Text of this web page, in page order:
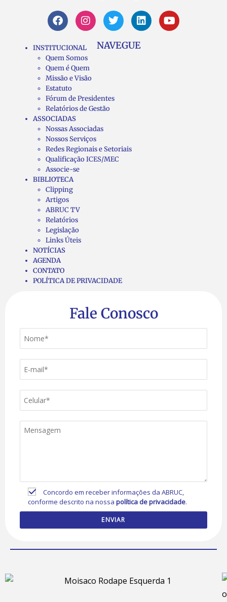
NAVEGUE
INSTITUCIONAL
Quem Somos
Quem é Quem
Missão e Visão
Estatuto
Fórum de Presidentes
Relatórios de Gestão
ASSOCIADAS
Nossas Associadas
Nossos Serviços
Redes Regionais e Setoriais
Qualificação ICES/MEC
Associe-se
BIBLIOTECA
Clipping
Artigos
ABRUC TV
Relatórios
Legislação
Links Úteis
NOTÍCIAS
AGENDA
CONTATO
POLÍTICA DE PRIVACIDADE
Fale Conosco
Concordo em receber informações da ABRUC,
conforme descrito na nossapolítica de privacidade.